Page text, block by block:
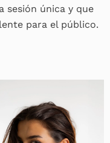
sesión única y que
para el público.